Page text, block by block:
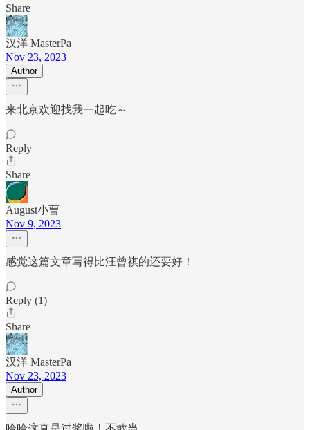
Share
汉洋 MasterPa
Nov 23, 2023
Author
来北京欢迎找我一起吃～
Reply
Share
August小曹
Nov 9, 2023
感觉这篇文章写得比汪曾祺的还要好！
Reply (1)
Share
汉洋 MasterPa
Nov 23, 2023
Author